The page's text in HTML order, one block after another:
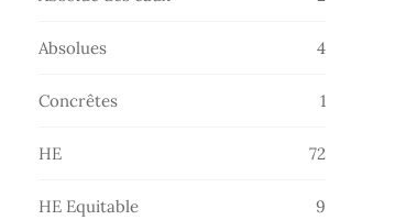
Absolues
44
Concrêtes
1
HE
72
HE Equitable
9